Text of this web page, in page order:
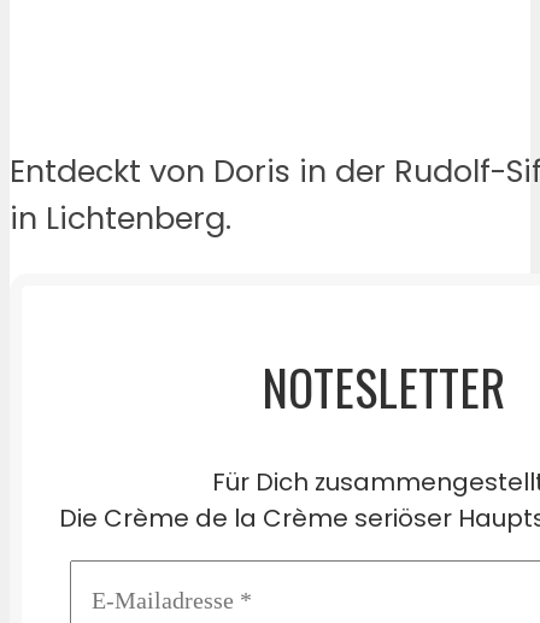
Entdeckt von Doris in der Rudolf-
in Lichtenberg.
NOTESLETTER
Für Dich
Die Crème de la Crème seriöser